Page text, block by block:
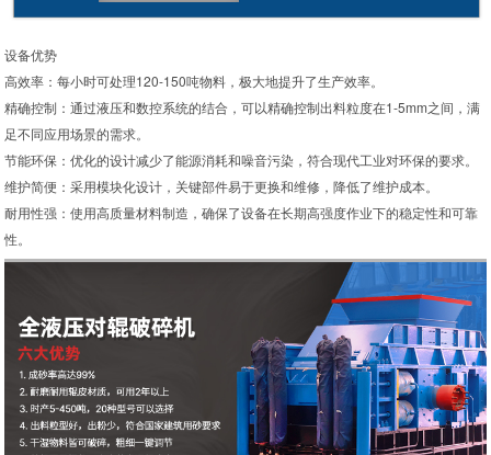
设备优势
高效率：每小时可处理120-150吨物料，极大地提升了生产效率。
精确控制：通过液压和数控系统的结合，可以精确控制出料粒度在1-5mm之间，满
足不同应用场景的需求。
节能环保：优化的设计减少了能源消耗和噪音污染，符合现代工业对环保的要求。
维护简便：采用模块化设计，关键部件易于更换和维修，降低了维护成本。
耐用性强：使用高质量材料制造，确保了设备在长期高强度作业下的稳定性和可靠
性。